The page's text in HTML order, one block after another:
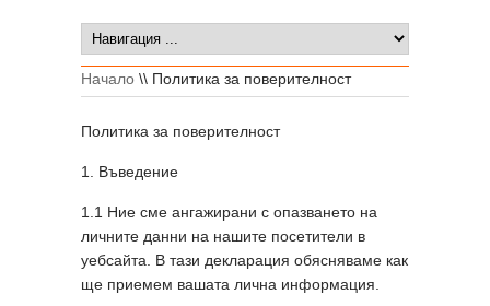
Начало \\ Политика за поверителност
Политика за поверителност
1. Въведение
1.1 Ние сме ангажирани с опазването на
личните данни на нашите посетители в
уебсайта. В тази декларация обясняваме как
ще приемем вашата лична информация.